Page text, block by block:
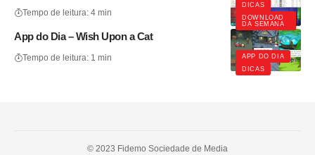
DICAS
DOWNLOAD
DA SEMANA
Tempo de leitura: 4 min
APP DO DIA
DICAS
App do Dia – Wish Upon a Cat
Tempo de leitura: 1 min
© 2023 Fidemo Sociedade de Media